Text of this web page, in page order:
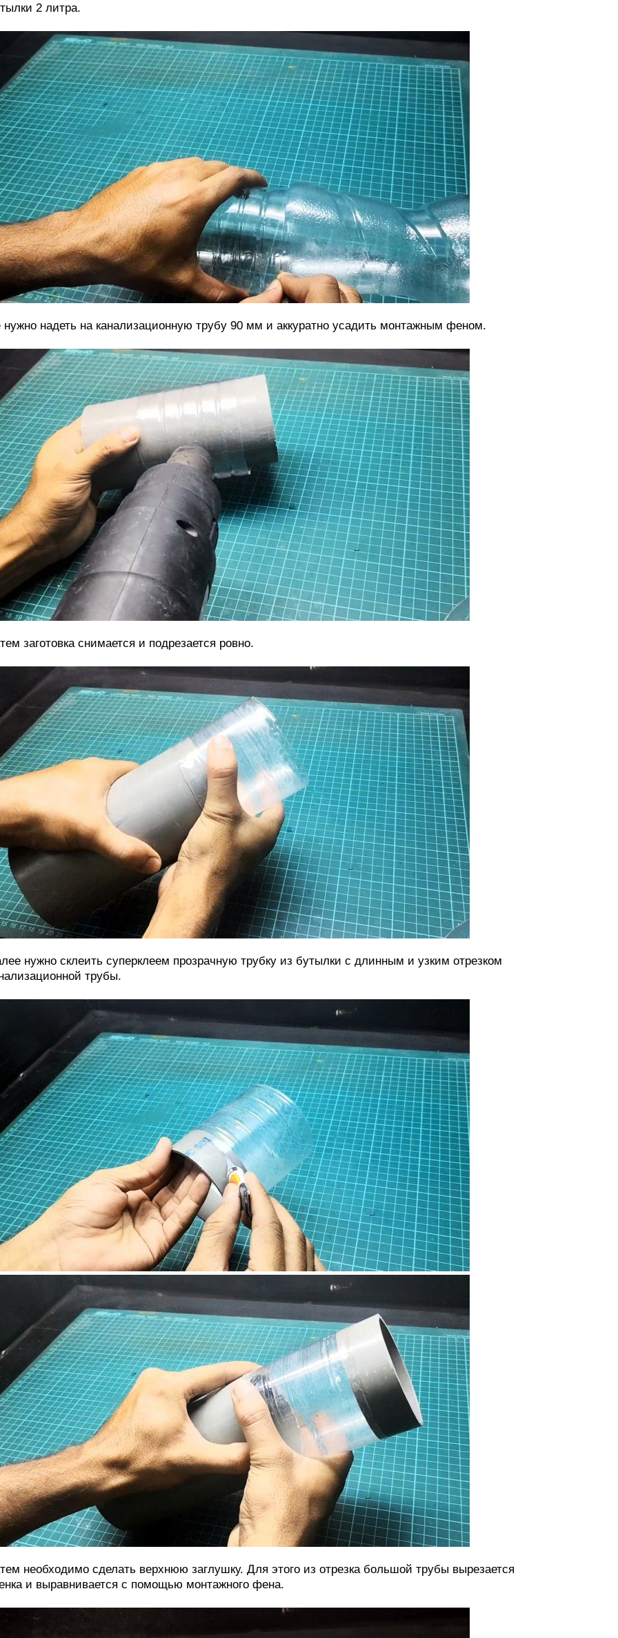
2 литра.
нужно надеть на канализационную трубу 90 мм и аккуратно усадить монтажным феном.
заготовка снимается и подрезается ровно.
нужно склеить суперклеем прозрачную трубку из бутылки с длинным и узким отрезком
трубы.
необходимо сделать верхнюю заглушку. Для этого из отрезка большой трубы вырезается
и выравнивается с помощью монтажного фена.